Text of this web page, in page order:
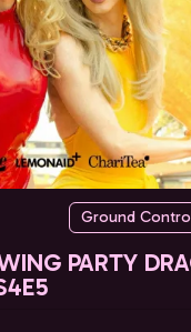
Ground
PARTY